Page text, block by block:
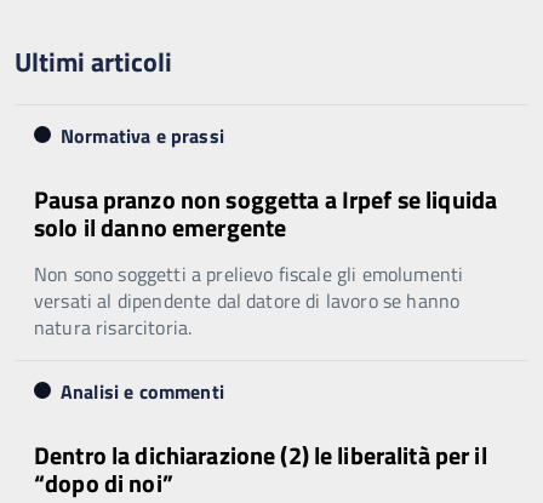
Ultimi articoli
Normativa e prassi
Pausa pranzo non soggetta a Irpef se liquida
solo il danno emergente
Non sono soggetti a prelievo fiscale gli emolumenti
versati al dipendente dal datore di lavoro se hanno
natura risarcitoria.
Analisi e commenti
Dentro la dichiarazione (2) le liberalità per il
“dopo di noi”